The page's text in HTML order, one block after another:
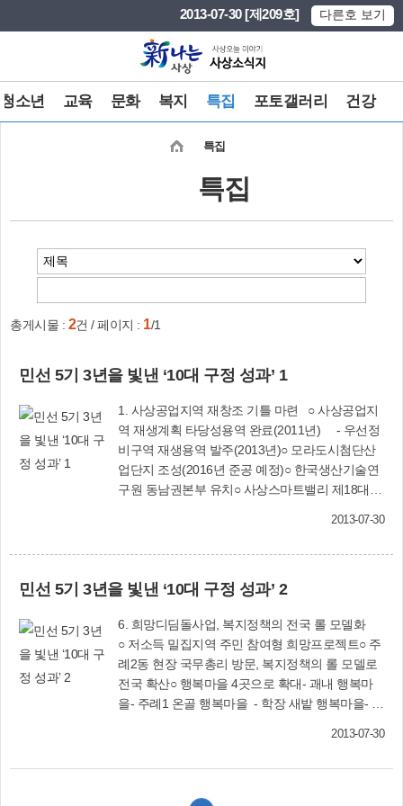
2013-07-30 [제209호] 다른호 보기
청소년 교육 문화 복지 특집 포토갤러리 건강
특집
특집
총게시물 : 2건 / 페이지 : 1/1
민선 5기 3년을 빛낸 ‘10대 구정 성과’ 1
1. 사상공업지역 재창조 기틀 마련 ○ 사상공업지
역 재생계획 타당성용역 완료(2011년) - 우선정
비구역 재생용역 발주(2013년)○ 모라도시첨단산
업단지 조성(2016년 준공 예정)○ 한국생산기술연
구원 동남권본부 유치○ 사상스마트밸리 제18대
1개소○ 사상∼하단간 도시철도 건설(2018년 개통
년 착공2018년 개통 예정)○ 위험도로 구조개선 및
교통사고 잦은 곳 개선사업 - 사상농협∼백양대
로, 엄궁삼거리 3. 광장로, 서부산권 대표 문화·여
가공간으로 재창조 ○ 광장로 명품가로공원 조성
(2013년 2월)○ 청년문화공간 CATs(컨테이너 아트
터미널) 건립(2013년 5월)○ 특화거리(사상 루체비
년 5월)○ ‘강변나들교’ 및 프로포즈존 설치 4. 부
2013-07-30
민선 5기 3년을 빛낸 ‘10대 구정 성과’ 2
6. 희망디딤돌사업, 복지정책의 전국 롤 모델화
○ 저소득 밀집지역 주민 참여형 희망프로젝트○ 주
례2동 현장 국무총리 방문, 복지정책의 롤 모델로
전국 확산○ 행복마을 4곳으로 확대- 괘내 행복마
을- 주례1 온골 행복마을 - 학장 새밭 행복마을- 덕
2013년 4월 17일)○ 덕포복지센터 ‘디딤돌’ 개소(
2013-07-30